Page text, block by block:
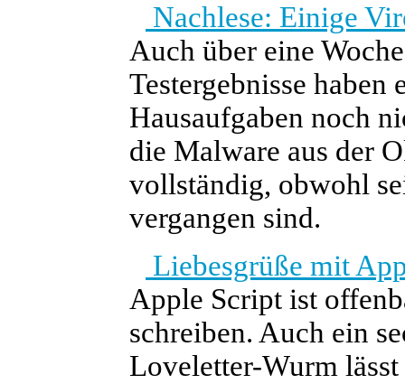
Nachlese: Einige
Auch über eine
Testergebnisse
Hausaufgaben noch
die Malware aus der
vollständig, obwohl
vergangen sind.
Liebesgrüße mit
Apple Script ist
schreiben. Auch ein
Loveletter-Wurm